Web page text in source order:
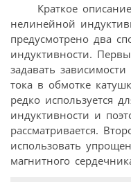
Краткое
нелинейной
предусмотрено два
индуктивности.
задавать
тока в обмотке
редко используется
индуктивности и
рассматривается.
использовать
магнитного